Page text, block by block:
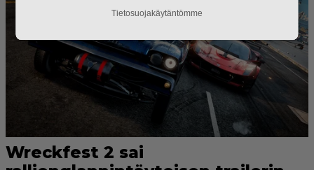
Tietosuojakäytäntömme